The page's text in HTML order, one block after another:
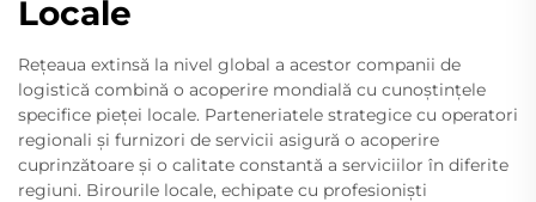
Locale
Rețeaua extinsă la nivel global a acestor companii de
logistică combină o acoperire mondială cu cunoștințele
specifice pieței locale. Parteneriatele strategice cu operatori
regionali și furnizori de servicii asigură o acoperire
cuprinzătoare și o calitate constantă a serviciilor în diferite
regiuni. Birourile locale, echipate cu profesioniști